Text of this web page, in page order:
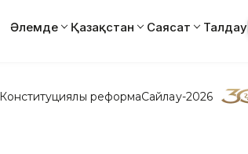
Әлемде Қазақстан Саясат Талдау
Конституциялық реформаСайлау-2026